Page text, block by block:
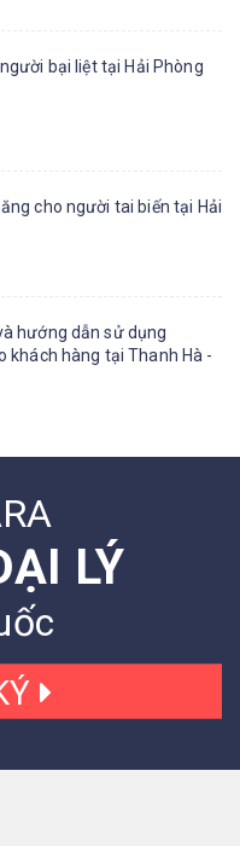
bại liệt tại Hải Phòng
cho người tai biến tại Hải
hướng dẫn sử dụng
khách hàng tại Thanh Hà -
LÝ